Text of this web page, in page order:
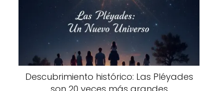
Descubrimiento histórico: Las Pléyades